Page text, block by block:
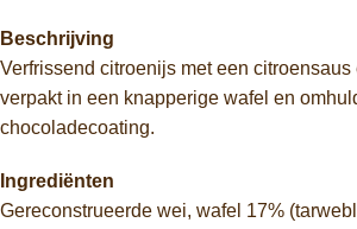
Beschrijving
Verfrissend citroenijs met een
verpakt in een knapperige wafel en
chocoladecoating.
Ingrediënten
Gereconstrueerde wei, wafel 17%